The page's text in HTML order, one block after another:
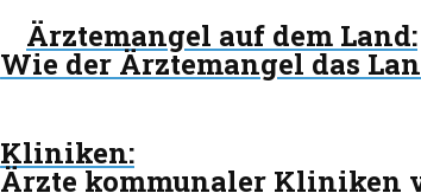
Ärztemangel auf dem Land:
Wie der Ärztemangel das
Kliniken:
Ärzte kommunaler Kliniken